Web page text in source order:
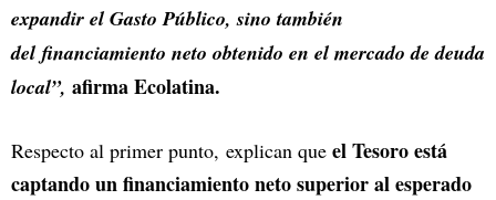
expandir el Gasto Público, sino también
del financiamiento neto obtenido en el mercado de deuda
local”, afirma Ecolatina.
Respecto al primer punto, explican que el Tesoro está
captando un financiamiento neto superior al esperado